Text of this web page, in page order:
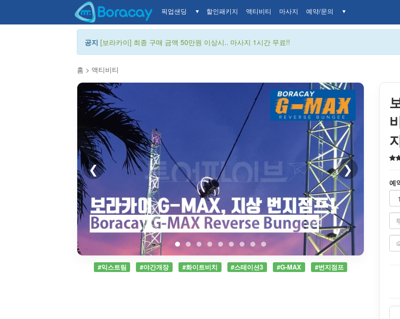
픽업샌딩 ▼ 할인패키지 액티비티 마사지 예약/문의 ▼
공지 [보라카이] 최종 구매 금액 50만원 이상시.. 마사지 1시간 무료!!
홈 > 액티비티
❮ ❯
#익스트림 #야간개장 #화이트비치 #스테이션3 #G-MAX #번지점프
예